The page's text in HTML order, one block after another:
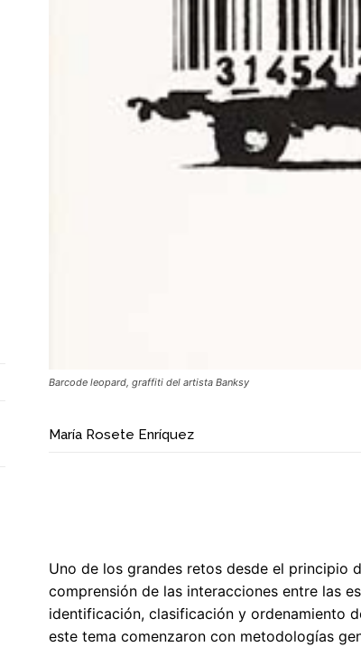
Barcode leopard, graffiti del artista Banksy
María Rosete Enríquez
Uno de los grandes retos desde el principio
comprensión de las interacciones entre las
identificación, clasificación y ordenamiento
este tema comenzaron con metodologías